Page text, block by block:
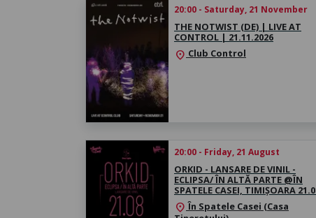
20:00 - Saturday, 21 November
THE NOTWIST (DE) | LIVE AT
CONTROL | 21.11.2026
location_on Club Control
20:00 - Friday, 21 August
ORKID - LANSARE DE VINIL -
ECLIPSA/ ÎN ALTĂ PARTE @ÎN
SPATELE CASEI, TIMIȘOARA
location_on În Spatele Casei (Casa